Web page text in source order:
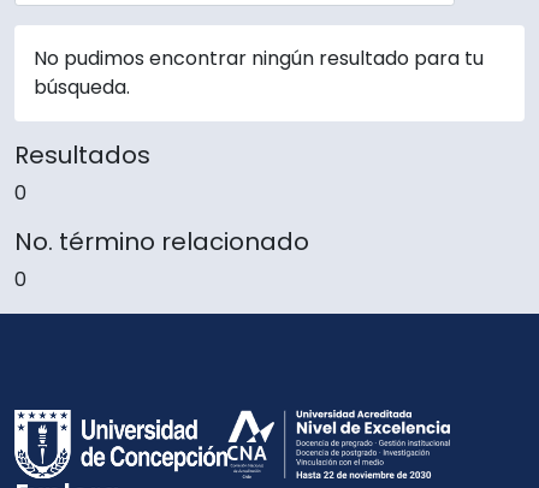
No pudimos encontrar ningún resultado para tu
búsqueda.
Resultados
0
No. término relacionado
0